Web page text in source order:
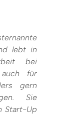
lebt in
bei
für
gern
Sie
Start-Up